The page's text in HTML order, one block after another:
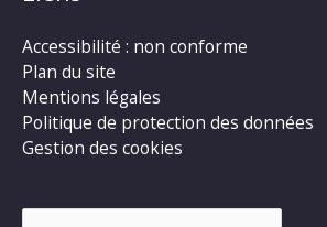
Accessibilité : non conforme
Plan du site
Mentions légales
Politique de protection des données
Gestion des cookies